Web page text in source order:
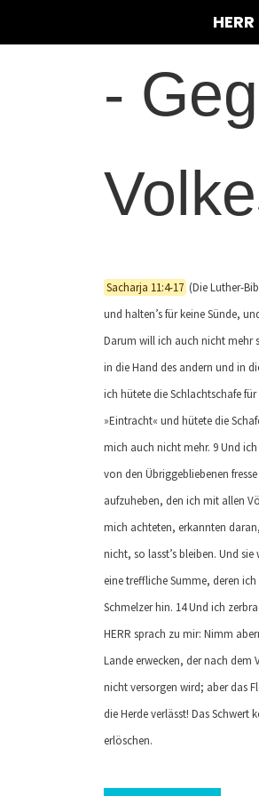
-
Sacharja 11:4-17 (Die Luther-
und halten’s für keine Sünde,
Darum will ich auch nicht mehr
in die Hand des andern und in
ich hütete die Schlachtschafe
»Eintracht« und hütete die
mich auch nicht mehr. 9 Und
von den Übriggebliebenen
aufzuheben, den ich mit allen
mich achteten, erkannten
nicht, so lasst’s bleiben. Und
eine treffliche Summe, deren
Schmelzer hin. 14 Und ich
HERR sprach zu mir: Nimm
Lande erwecken, der nach dem
nicht versorgen wird; aber das
die Herde verlässt! Das Schwert
erlöschen.